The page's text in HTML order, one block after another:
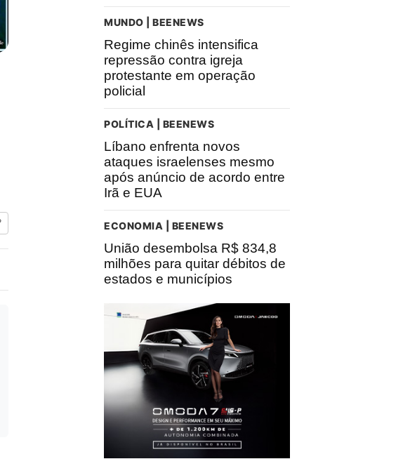
MUNDO | BEENEWS
Regime chinês intensifica
repressão contra igreja
protestante em operação
policial
POLÍTICA | BEENEWS
Líbano enfrenta novos
ataques israelenses mesmo
após anúncio de acordo entre
Irã e EUA
ECONOMIA | BEENEWS
União desembolsa R$ 834,8
milhões para quitar débitos de
estados e municípios